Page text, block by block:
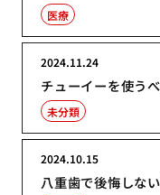
医療
チューイーを使う
2024.11.24
未分類
八重歯で後悔しな
2024.10.15